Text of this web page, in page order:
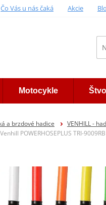
Čo Vás u nás čaká Akcie
Motocykle
a brzdové hadice VENHILL -
POWERHOSEPLUS TRI-